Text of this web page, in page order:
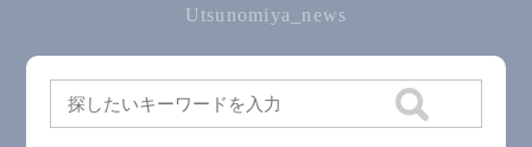
Utsunomiya_news